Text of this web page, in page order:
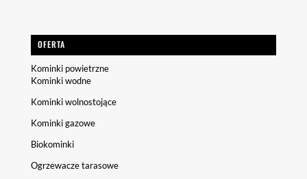
OFERTA
Kominki powietrzne
Kominki wodne
Kominki wolnostojące
Kominki gazowe
Biokominki
Ogrzewacze tarasowe